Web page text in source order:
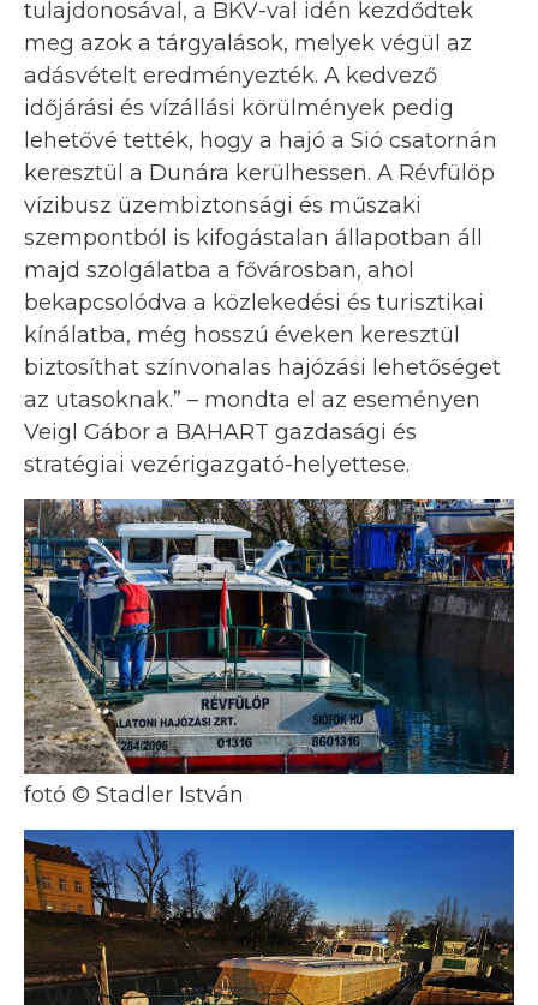
tulajdonosával, a BKV-val idén kezdődtek
meg azok a tárgyalások, melyek végül az
adásvételt eredményezték. A kedvező
időjárási és vízállási körülmények pedig
lehetővé tették, hogy a hajó a Sió csatornán
keresztül a Dunára kerülhessen. A Révfülöp
vízibusz üzembiztonsági és műszaki
szempontból is kifogástalan állapotban áll
majd szolgálatba a fővárosban, ahol
bekapcsolódva a közlekedési és turisztikai
kínálatba, még hosszú éveken keresztül
biztosíthat színvonalas hajózási lehetőséget
az utasoknak.” – mondta el az eseményen
Veigl Gábor a BAHART gazdasági és
stratégiai vezérigazgató-helyettese.
fotó © Stadler István